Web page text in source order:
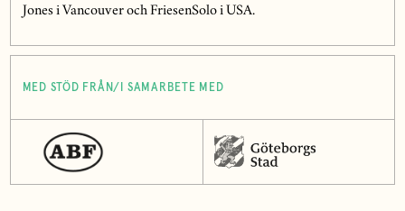
Jones i Vancouver och FriesenSolo i USA.
MED STÖD FRÅN/I SAMARBETE MED